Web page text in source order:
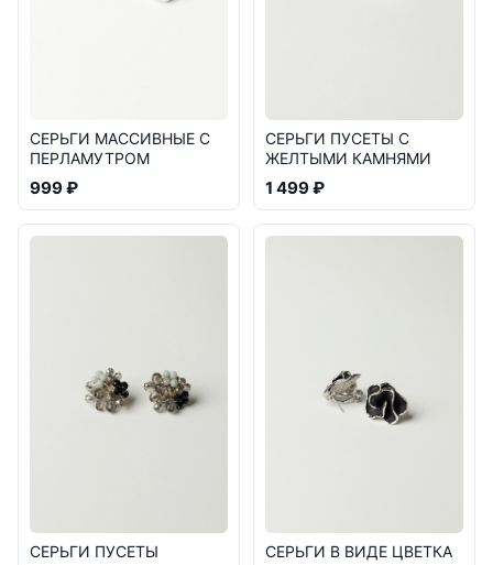
СЕРЬГИ МАССИВНЫЕ С
ПЕРЛАМУТРОМ
999 ₽
СЕРЬГИ ПУСЕТЫ С
ЖЕЛТЫМИ КАМНЯМИ
1 499 ₽
СЕРЬГИ ПУСЕТЫ СЕРЬГИ В ВИДЕ ЦВЕТКА